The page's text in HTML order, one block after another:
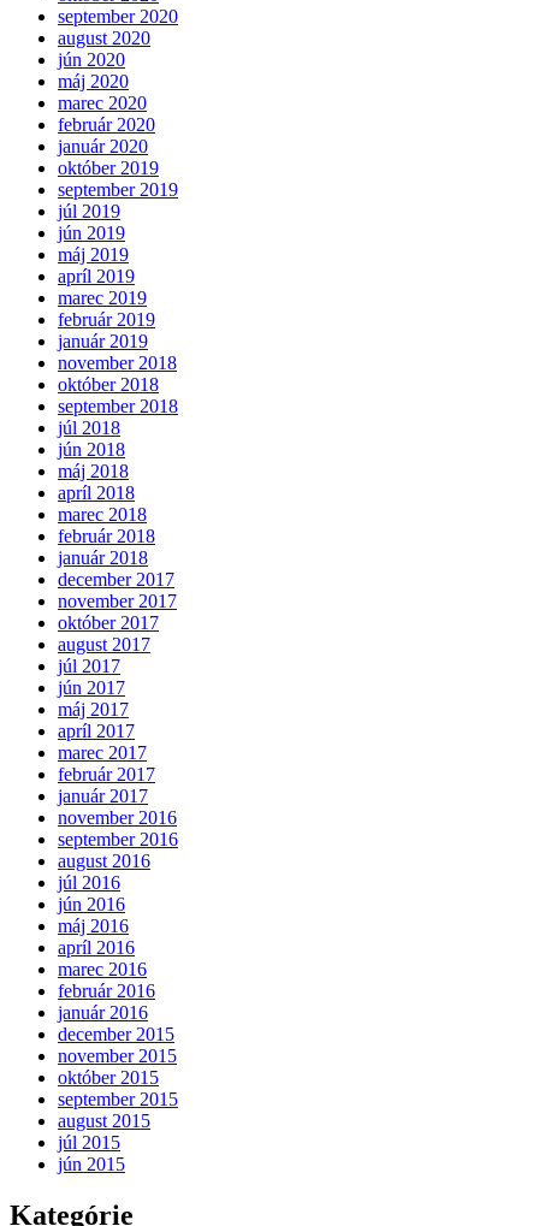
september 2020
august 2020
jún 2020
máj 2020
marec 2020
február 2020
január 2020
október 2019
september 2019
júl 2019
jún 2019
máj 2019
apríl 2019
marec 2019
február 2019
január 2019
november 2018
október 2018
september 2018
júl 2018
jún 2018
máj 2018
apríl 2018
marec 2018
február 2018
január 2018
december 2017
november 2017
október 2017
august 2017
júl 2017
jún 2017
máj 2017
apríl 2017
marec 2017
február 2017
január 2017
november 2016
september 2016
august 2016
júl 2016
jún 2016
máj 2016
apríl 2016
marec 2016
február 2016
január 2016
december 2015
november 2015
október 2015
september 2015
august 2015
júl 2015
jún 2015
Kategórie